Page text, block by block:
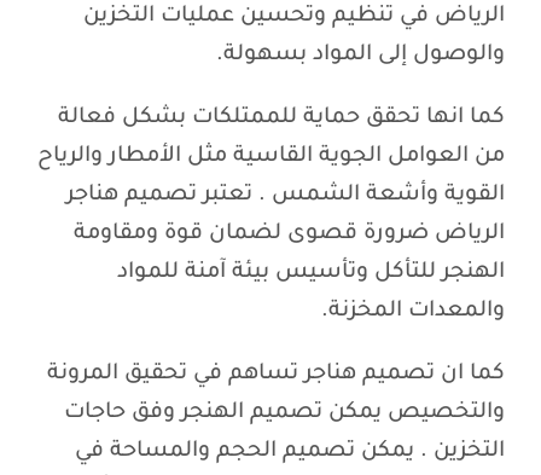
الرياض في تنظيم وتحسين عمليات التخزين
والوصول إلى المواد بسهولة.
كما انها تحقق حماية للممتلكات بشكل فعالة
من العوامل الجوية القاسية مثل الأمطار والرياح
القوية وأشعة الشمس . تعتبر تصميم هناجر
الرياض ضرورة قصوى لضمان قوة ومقاومة
الهنجر للتأكل وتأسيس بيئة آمنة للمواد
والمعدات المخزنة.
كما ان تصميم هناجر تساهم في تحقيق المرونة
والتخصيص يمكن تصميم الهنجر وفق حاجات
التخزين . يمكن تصميم الحجم والمساحة في